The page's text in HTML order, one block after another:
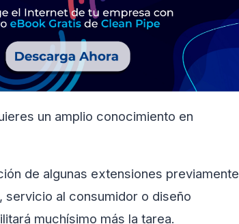
un amplio conocimiento en
de algunas extensiones previamente
al consumidor o diseño
muchísimo más la tarea.